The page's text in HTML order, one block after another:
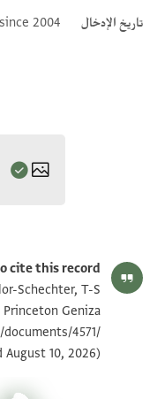
تاريخ الإدخال
since 2004
R. Cohen's digital edition.
...............]..[.....
מכשל ..[.......].
ונאי תהלת ושלם
מרמות אעלם
1v
بيان أذونات الصورة
cite this record:
Schechter, T-S
Princeton Geniza
4571/
August 10, 2026).